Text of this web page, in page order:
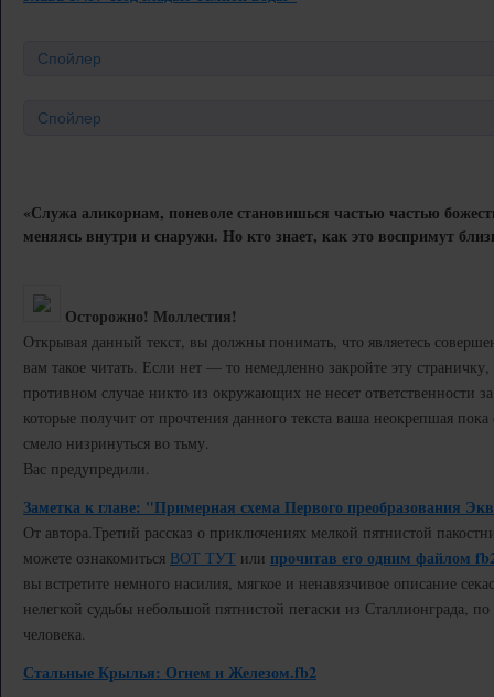
Спойлер
Спойлер
«Служа аликорнам, поневоле становишься частью частью
меняясь внутри и снаружи. Но кто знает, как это воспримут
Осторожно! Моллестия!
Открывая данный текст, вы должны понимать, что являетесь
вам такое читать. Если нет — то немедленно закройте эту
противном случае никто из окружающих не несет ответственности
которые получит от прочтения данного текста ваша неокрепшая
смело низринуться во тьму.
Вас предупредили.
Заметка к главе: "Примерная схема Первого преобразования
От автора. Третий рассказ о приключениях мелкой пятнистой
можете ознакомиться ВОТ ТУТ или прочитав его одним файлом
вы встретите немного насилия, мягкое и ненавязчивое описание
нелегкой судьбы небольшой пятнистой пегаски из Сталлионграда,
человека.
Стальные Крылья: Огнем и Железом.fb2